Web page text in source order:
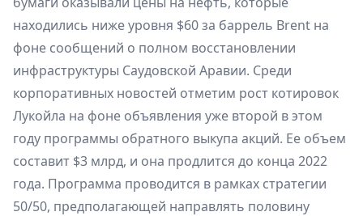
находились ниже уровня $60 за баррель Brent на
фоне сообщений о полном восстановлении
инфраструктуры Саудовской Аравии. Среди
корпоративных новостей отметим рост котировок
Лукойла на фоне объявления уже второй в этом
году программы обратного выкупа акций. Ее объем
составит $3 млрд, и она продлится до конца 2022
года. Программа проводится в рамках стратегии
50/50, предполагающей направлять половину